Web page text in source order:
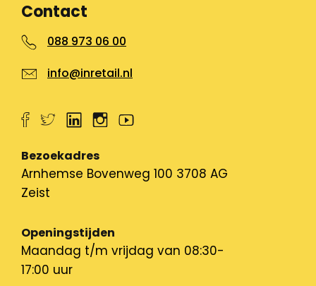
Contact
088 973 06 00
info@inretail.nl
Bezoekadres
Arnhemse Bovenweg 100 3708 AG
Zeist
Openingstijden
Maandag t/m vrijdag van 08:30-
17:00 uur